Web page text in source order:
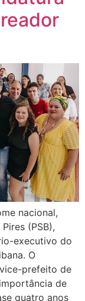
nacional,
(PSB),
executivo do
O
prefeito de
de
quatro anos